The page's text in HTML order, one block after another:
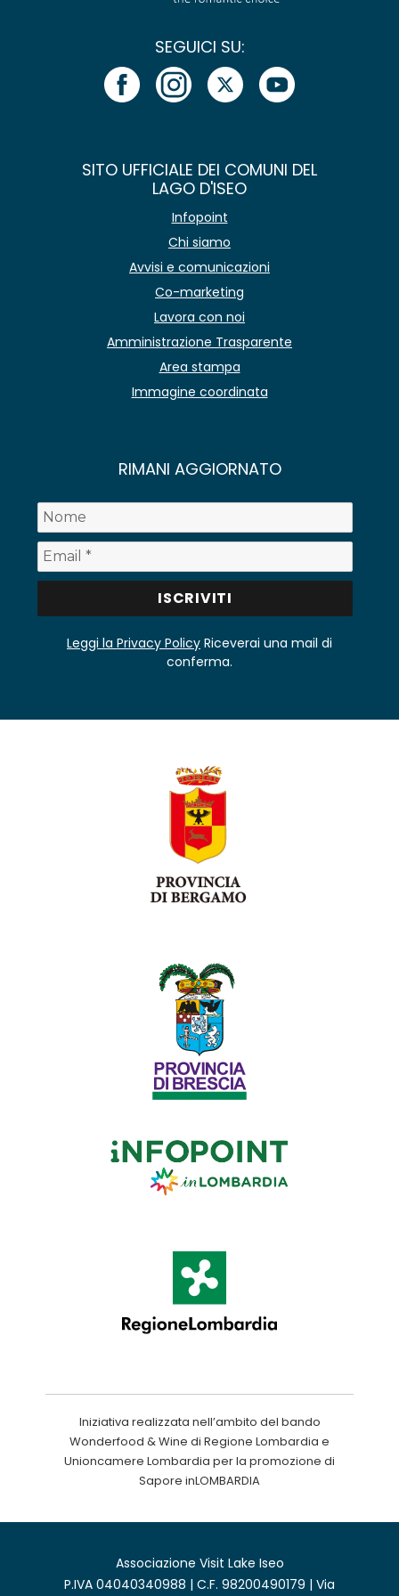
SEGUICI SU:
SITO UFFICIALE DEI COMUNI DEL
LAGO D'ISEO
Infopoint
Chi siamo
Avvisi e comunicazioni
Co-marketing
Lavora con noi
Amministrazione Trasparente
Area stampa
Immagine coordinata
RIMANI AGGIORNATO
Leggi la Privacy Policy Riceverai una mail di
conferma.
Iniziativa realizzata nell’ambito del bando
Wonderfood & Wine di Regione Lombardia e
Unioncamere Lombardia per la promozione di
Sapore inLOMBARDIA
Associazione Visit Lake Iseo
P.IVA 04040340988 | C.F. 98200490179 | Via